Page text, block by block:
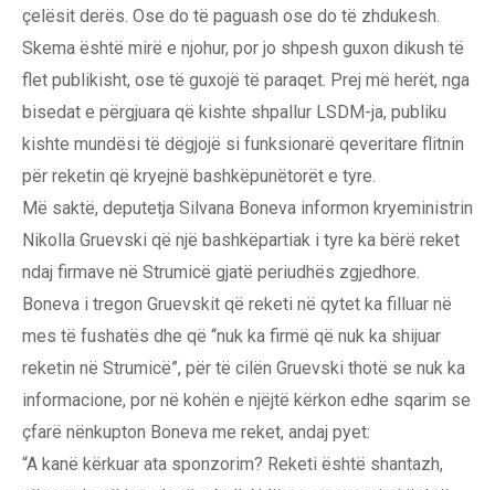
çelësit derës. Ose do të paguash ose do të zhdukesh.
Skema është mirë e njohur, por jo shpesh guxon dikush të
flet publikisht, ose të guxojë të paraqet. Prej më herët, nga
bisedat e përgjuara që kishte shpallur LSDM-ja, publiku
kishte mundësi të dëgjojë si funksionarë qeveritare flitnin
për reketin që kryejnë bashkëpunëtorët e tyre.
Më saktë, deputetja Silvana Boneva informon kryeministrin
Nikolla Gruevski që një bashkëpartiak i tyre ka bërë reket
ndaj firmave në Strumicë gjatë periudhës zgjedhore.
Boneva i tregon Gruevskit që reketi në qytet ka filluar në
mes të fushatës dhe që “nuk ka firmë që nuk ka shijuar
reketin në Strumicë”, për të cilën Gruevski thotë se nuk ka
informacione, por në kohën e njëjtë kërkon edhe sqarim se
çfarë nënkupton Boneva me reket, andaj pyet:
“A kanë kërkuar ata sponzorim? Reketi është shantazh,